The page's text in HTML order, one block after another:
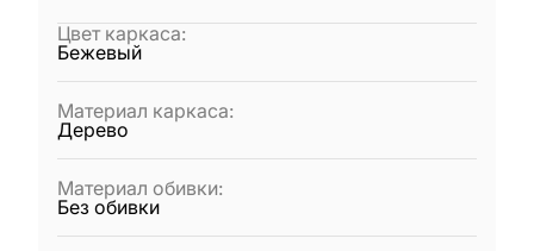
Цвет каркаса:
Бежевый
Материал каркаса:
Дерево
Материал обивки:
Без обивки